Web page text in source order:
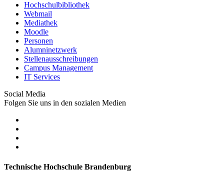
Hochschulbibliothek
Webmail
Mediathek
Moodle
Personen
Alumninetzwerk
Stellenausschreibungen
Campus Management
IT Services
Social Media
Folgen Sie uns in den sozialen Medien
Technische Hochschule Brandenburg